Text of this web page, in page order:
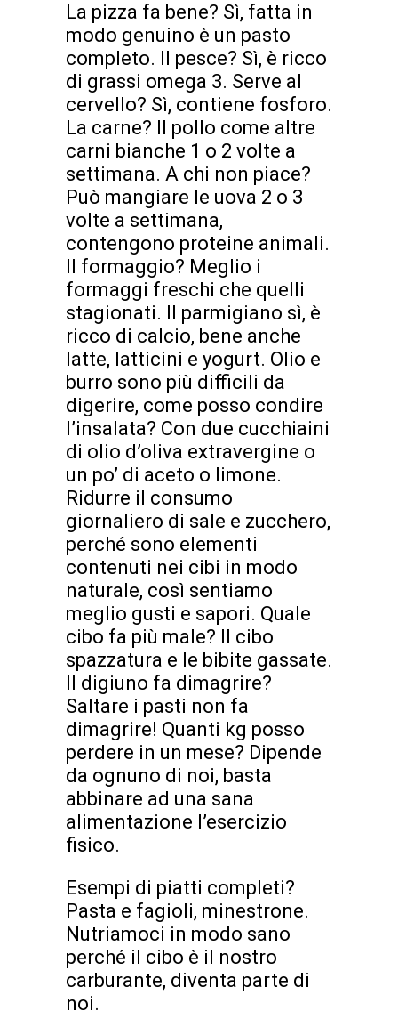
La pizza fa bene? Sì, fatta in
modo genuino è un pasto
completo. Il pesce? Sì, è ricco
di grassi omega 3. Serve al
cervello? Sì, contiene fosforo.
La carne? Il pollo come altre
carni bianche 1 o 2 volte a
settimana. A chi non piace?
Può mangiare le uova 2 o 3
volte a settimana,
contengono proteine animali.
Il formaggio? Meglio i
formaggi freschi che quelli
stagionati. Il parmigiano sì, è
ricco di calcio, bene anche
latte, latticini e yogurt. Olio e
burro sono più difficili da
digerire, come posso condire
l’insalata? Con due cucchiaini
di olio d’oliva extravergine o
un po’ di aceto o limone.
Ridurre il consumo
giornaliero di sale e zucchero,
perché sono elementi
contenuti nei cibi in modo
naturale, così sentiamo
meglio gusti e sapori. Quale
cibo fa più male? Il cibo
spazzatura e le bibite gassate.
Il digiuno fa dimagrire?
Saltare i pasti non fa
dimagrire! Quanti kg posso
perdere in un mese? Dipende
da ognuno di noi, basta
abbinare ad una sana
alimentazione l’esercizio
fisico.
Esempi di piatti completi?
Pasta e fagioli, minestrone.
Nutriamoci in modo sano
perché il cibo è il nostro
carburante, diventa parte di
noi.